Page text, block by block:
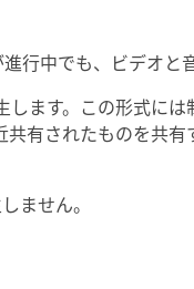
行中でも、ビデオと
ます。この形式に
有されたものを共
ません。